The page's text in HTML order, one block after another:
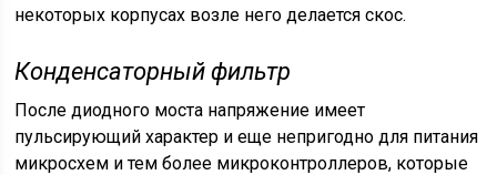
некоторых корпусах возле него делается скос.
Конденсаторный фильтр
После диодного моста напряжение имеет
пульсирующий характер и еще непригодно для питания
микросхем и тем более микроконтроллеров, которые